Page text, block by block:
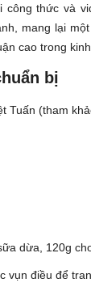
công thức và
mang lại
cao trong kinh
bị
Tuấn (tham
dừa, 120g
vụn điều để